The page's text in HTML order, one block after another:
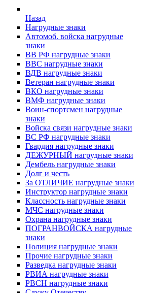
Назад
Нагрудные знаки
Автомоб. войска нагрудные
знаки
ВВ РФ нагрудные знаки
ВВС нагрудные знаки
ВДВ нагрудные знаки
Ветеран нагрудные знаки
ВКО нагрудные знаки
ВМФ нагрудные знаки
Воин-спортсмен нагрудные
знаки
Войска связи нагрудные знаки
ВС РФ нагрудные знаки
Гвардия нагрудные знаки
ДЕЖУРНЫЙ нагрудные знаки
Дембель нагрудные знаки
Долг и честь
За ОТЛИЧИЕ нагрудные знаки
Инструктор нагрудные знаки
Классность нагрудные знаки
МЧС нагрудные знаки
Охрана нагрудные знаки
ПОГРАНВОЙСКА нагрудные
знаки
Полиция нагрудные знаки
Прочие нагрудные знаки
Разведка нагрудные знаки
РВИА нагрудные знаки
РВСН нагрудные знаки